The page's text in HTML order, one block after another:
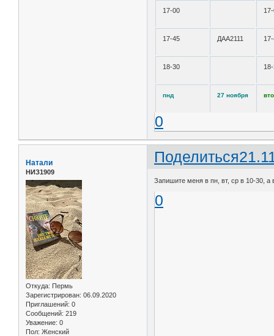
17-00
17-45 ДАА2111
18-30
пнд 27 ноября
0
Поделиться
Натали
НИЗ1909
Откуда: Пермь
Зарегистрирован: 06.09.2020
Приглашений: 0
Сообщений: 219
Уважение: 0
Пол: Женский
Запишите меня в пн, вт, ср в 10-30, а
0